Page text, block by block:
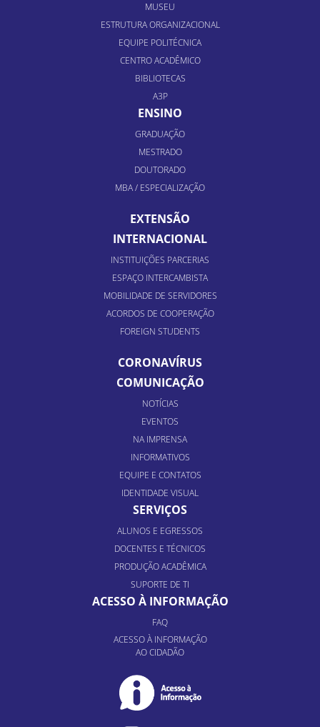
MUSEU
ESTRUTURA ORGANIZACIONAL
EQUIPE POLITÉCNICA
CENTRO ACADÊMICO
BIBLIOTECAS
A3P
ENSINO
GRADUAÇÃO
MESTRADO
DOUTORADO
MBA / ESPECIALIZAÇÃO
EXTENSÃO
INTERNACIONAL
INSTITUIÇÕES PARCERIAS
ESPAÇO INTERCAMBISTA
MOBILIDADE DE SERVIDORES
ACORDOS DE COOPERAÇÃO
FOREIGN STUDENTS
CORONAVÍRUS
COMUNICAÇÃO
NOTÍCIAS
EVENTOS
NA IMPRENSA
INFORMATIVOS
EQUIPE E CONTATOS
IDENTIDADE VISUAL
SERVIÇOS
ALUNOS E EGRESSOS
DOCENTES E TÉCNICOS
PRODUÇÃO ACADÊMICA
SUPORTE DE TI
ACESSO À INFORMAÇÃO
FAQ
ACESSO À INFORMAÇÃO
AO CIDADÃO